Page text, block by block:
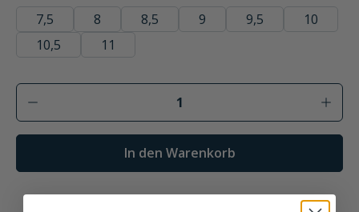
7,5
8 8,5 9 9,5
10
10,5
11
Produkt Anzahl: Gib den gewünschten
In den Warenkorb